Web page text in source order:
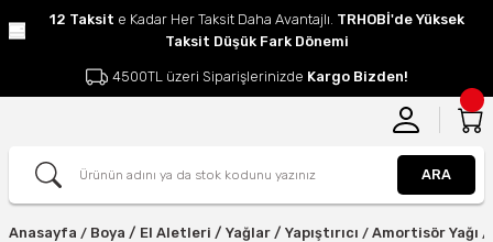
12 Taksit e Kadar Her Taksit Daha Avantajlı. TRHOBİ'de Yüksek
Taksit Düşük Fark Dönemi
4500TL üzeri Siparişlerinizde Kargo Bizden!
ARA
Anasayfa Boya / El Aletleri / Yağlar / Yapıştırıcı Amortisör Yağı